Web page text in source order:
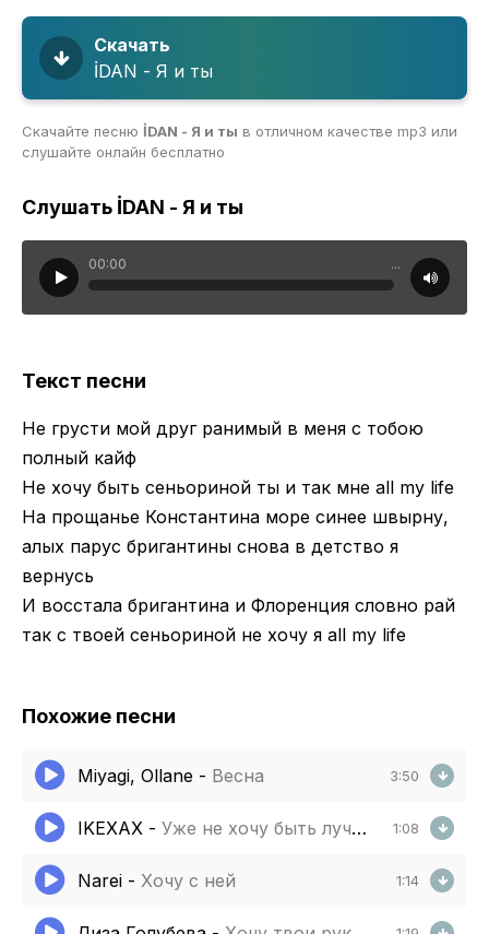
Скачать
İDAN - Я и ты
Скачайте песню İDAN - Я и ты в отличном качестве mp3 или
слушайте онлайн бесплатно
Слушать İDAN - Я и ты
00:00 ...
Текст песни
Не грусти мой друг ранимый в меня с тобою
полный кайф
Не хочу быть сеньориной ты и так мне all my life
На прощанье Константина море синее швырну,
алых парус бригантины снова в детство я
вернусь
И восстала бригантина и Флоренция словно рай
так с твоей сеньориной не хочу я all my life
Похожие песни
Miyagi, Ollane - Весна 3:50
IKEXAX - Уже не хочу быть лучшей достаточно быть собой 1:08
Narei - Хочу с ней 1:14